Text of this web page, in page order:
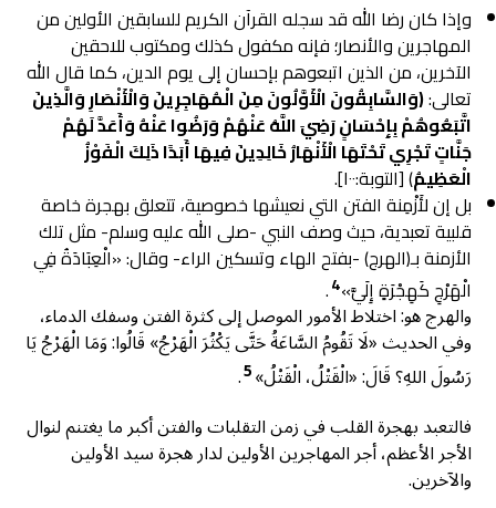
وإذا كان رضا الله قد سجله القرآن الكريم للسابقين الأولين من
المهاجرين والأنصار؛ فإنه مكفول كذلك ومكتوب للاحقين
الآخرين، من الذين اتبعوهم بإحسان إلى يوم الدين، كما قال الله
تعالى:(وَالسَّابِقُونَ الْأَوَّلُونَ مِنَ الْمُهَاجِرِينَ وَالْأَنْصَارِ وَالَّذِينَ
اتَّبَعُوهُمْ بِإِحْسَانٍ رَضِيَ اللَّهُ عَنْهُمْ وَرَضُوا عَنْهُ وَأَعَدَّ لَهُمْ
جَنَّاتٍ تَجْرِي تَحْتَهَا الْأَنْهَارُ خَالِدِينَ فِيهَا أَبَدًا ذَلِكَ الْفَوْزُ
الْعَظِيمُ) [التوبة:١٠٠].
بل إن لأَزْمِنة الفتن التي نعيشها خصوصية، تتعلق بهجرة خاصة
قلبية تعبدية، حيث وصف النبي -صلى الله عليه وسلم- مثل تلك
الأزمنة بـ(الهرج) -بفتح الهاء وتسكين الراء- وقال: «الْعِبَادَةُ فِي
الْهَرْجِ كَهِجْرَةٍ إِلَيَّ»4
.
والهرج هو: اختلاط الأمور الموصل إلى كثرة الفتن وسفك الدماء،
وفي الحديث «لَا تَقُومُ السَّاعَةُ حَتَّى يَكْثُرَ الْهَرْجُ» قَالُوا: وَمَا الْهَرْجُ يَا
رَسُولَ اللهِ؟ قَالَ: «الْقَتْلُ، الْقَتْلُ»5
.
فالتعبد بهجرة القلب في زمن التقلبات والفتن أكبر ما يغتنم لنوال
الأجر الأعظم، أجر المهاجرين الأولين لدار هجرة سيد الأولين
والآخرين.